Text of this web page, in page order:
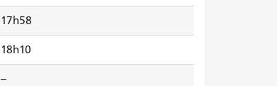
17h58
18h10
--